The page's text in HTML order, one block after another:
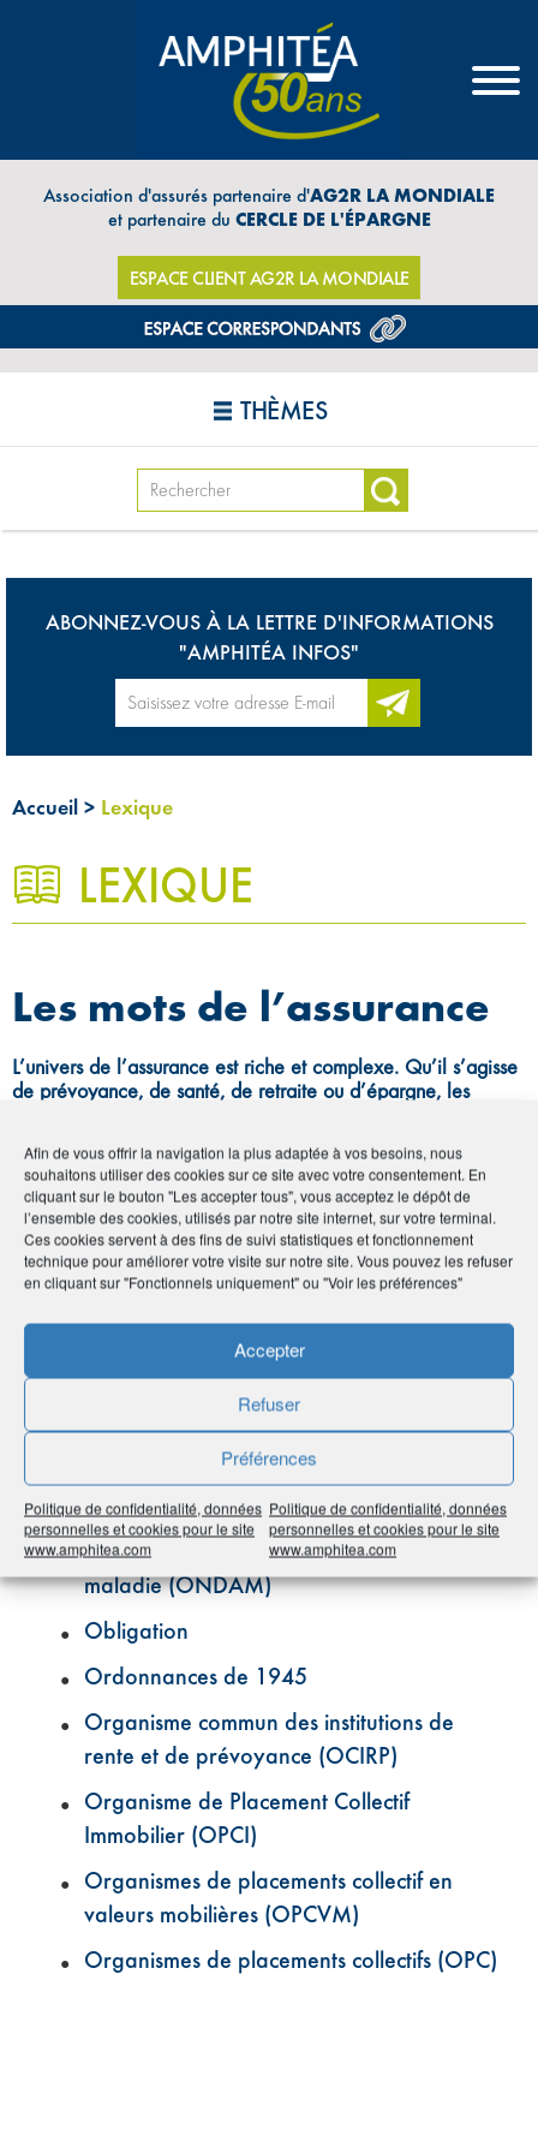
Afin de vous offrir la navigation la plus adaptée à vos besoins, nous
souhaitons utiliser des cookies sur ce site avec votre consentement. En
cliquant sur le bouton "Les accepter tous", vous acceptez le dépôt de
l’ensemble des cookies, utilisés par notre site internet, sur votre terminal.
Ces cookies servent à des fins de suivi statistiques et fonctionnement
technique pour améliorer votre visite sur notre site. Vous pouvez les refuser
en cliquant sur "Fonctionnels uniquement" ou "Voir les préférences"
Accepter
Refuser
Préférences
Politique de confidentialité, données
personnelles et cookies pour le site
www.amphitea.com
Politique de confidentialité, données
personnelles et cookies pour le site
www.amphitea.com
Association d'assurés partenaire d'AG2R LA MONDIALE
et partenaire du CERCLE DE L'ÉPARGNE
ESPACE CLIENT AG2R LA MONDIALE
THÈMES
ABONNEZ-VOUS À LA LETTRE D'INFORMATIONS
"AMPHITÉA INFOS"
Accueil > Lexique
LEXIQUE
Les mots de l’assurance
L’univers de l’assurance est riche et complexe. Qu’il s’agisse
de prévoyance, de santé, de retraite ou d’épargne, les
indispensable à tout bon choix, AMPHITÉA met ce glossaire
à votre disposition.
Non exhaustif, il a vocation à s’enrichir au fil du temps.
N’hésitez pas à nous faire part de vos remarques, mais aussi
à nous proposer de nouvelles entrées.
Tous 0-9 A B C D E F G H
I
J
Objectif national de dépenses d’assurance
maladie (ONDAM)
Obligation
Ordonnances de 1945
Organisme commun des institutions de
rente et de prévoyance (OCIRP)
Organisme de Placement Collectif
Immobilier (OPCI)
Organismes de placements collectif en
valeurs mobilières (OPCVM)
Organismes de placements collectifs (OPC)